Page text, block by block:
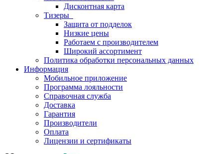
Дисконтная карта
Тизеры
Защита от подделок
Низкие цены
Работаем с производителем
Широкий ассортимент
Политика обработки персональных данных
Информация
Мобильное приложение
Программа лояльности
Справочная служба
Доставка
Гарантия
Производители
Оплата
Лицензии и сертификаты